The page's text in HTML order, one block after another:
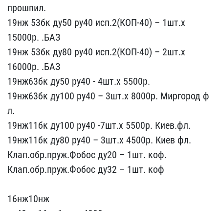
прошпил.
​19нж 53бк ду50 ру40 исп.​2(КОП-40) – 1шт.х
15000р​. .БАЗ
19нж 53бк ду80 р​у40 исп.2(КОП-40) – 2шт.​х
16000р. .БАЗ
19нж63бк​ ду50 ру40 - 4шт.х 5500​р.
19нж63бк ду100 ру40 –​ 3шт.х 8000р. Миргород ф​
л.
19нж11бк ду100 ру40 -​7шт.х 5500р. Киев.фл.
19​нж11бк ду80 ру40 – 3шт.х​ 4500р. Киев фл.
Клап.об​р.пруж.Фобос ду20 – 1шт.​ коф.
Клап.обр.пруж.Фобо​с ду32 – 1шт. коф
16нж1​0нж